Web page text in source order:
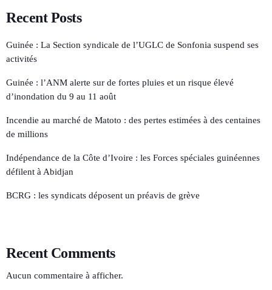
Recent Posts
Guinée : La Section syndicale de l’UGLC de Sonfonia suspend ses
activités
Guinée : l’ANM alerte sur de fortes pluies et un risque élevé
d’inondation du 9 au 11 août
Incendie au marché de Matoto : des pertes estimées à des centaines
de millions
Indépendance de la Côte d’Ivoire : les Forces spéciales guinéennes
défilent à Abidjan
BCRG : les syndicats déposent un préavis de grève
Recent Comments
Aucun commentaire à afficher.